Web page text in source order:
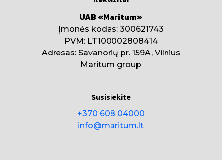
UAB «Maritum»
Įmonės kodas: 300621743
PVM: LT100002808414
Adresas: Savanorių pr. 159A, Vilnius
Maritum group
Susisiekite
+370 608 04000
info@maritum.lt